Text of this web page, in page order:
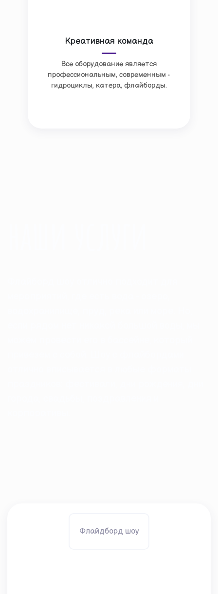
Креативная команда
Все оборудование является
профессиональным, современным -
гидроциклы, катера, флайборды.
Флайдборд шоу